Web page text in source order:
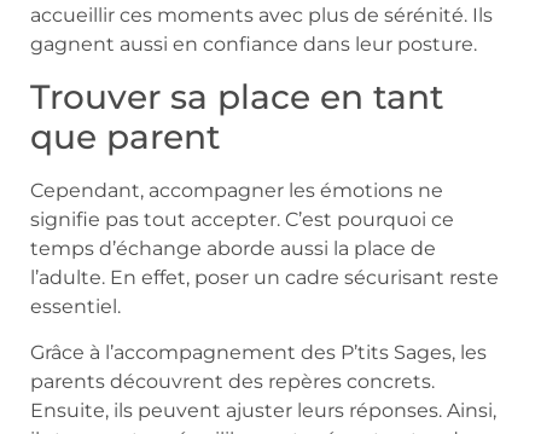
accueillir ces moments avec plus de sérénité. Ils
gagnent aussi en confiance dans leur posture.
Trouver sa place en tant
que parent
Cependant, accompagner les émotions ne
signifie pas tout accepter. C’est pourquoi ce
temps d’échange aborde aussi la place de
l’adulte. En effet, poser un cadre sécurisant reste
essentiel.
Grâce à l’accompagnement des P’tits Sages, les
parents découvrent des repères concrets.
Ensuite, ils peuvent ajuster leurs réponses. Ainsi,